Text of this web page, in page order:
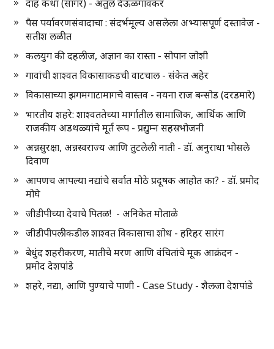
दाह कथा (सागर) - अतुल देऊळगावकर
पैस पर्यावरणसंवादाचा : संदर्भमूल्य असलेला अभ्यासपूर्ण दस्तावेज -
सतीश लळीत
कलयुग की दहलीज, अज्ञान का रास्ता - सोपान जोशी
गावांची शाश्वत विकासाकडची वाटचाल - संकेत अहेर
विकासाच्या झगमगाटामागचे वास्तव - नयना राज बन्सोड (दरडमारे)
भारतीय शहरे: शाश्वततेच्या मार्गातील सामाजिक, आर्थिक आणि
राजकीय अडथळ्यांचे मूर्त रूप - प्रद्युम्न सहस्रभोजनी
अन्नसुरक्षा, अन्नस्वराज्य आणि तुटलेली नाती - डॉ. अनुराधा भोसले
दिवाण
आपणच आपल्या नद्यांचे सर्वात मोठे प्रदूषक आहोत का? - डॉ. प्रमोद
मोघे
जीडीपीच्या देवाचे पितळ! - अनिकेत मोताळे
जीडीपीपलीकडील शाश्वत विकासाचा शोध - हरिहर सारंग
बेधुंद शहरीकरण, मातीचे मरण आणि वंचितांचे मूक आक्रंदन -
प्रमोद देशपांडे
शहरे, नद्या, आणि पुण्याचे पाणी - Case Study - शैलजा देशपांडे